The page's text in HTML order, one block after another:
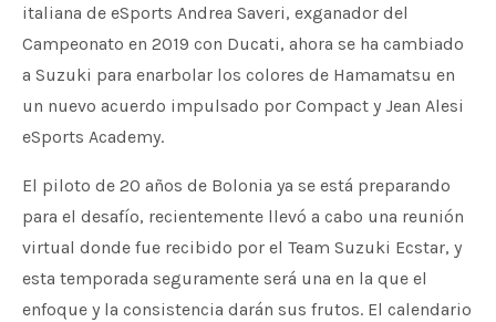
italiana de eSports Andrea Saveri, exganador del
Campeonato en 2019 con Ducati, ahora se ha cambiado
a Suzuki para enarbolar los colores de Hamamatsu en
un nuevo acuerdo impulsado por Compact y Jean Alesi
eSports Academy.
El piloto de 20 años de Bolonia ya se está preparando
para el desafío, recientemente llevó a cabo una reunión
virtual donde fue recibido por el Team Suzuki Ecstar, y
esta temporada seguramente será una en la que el
enfoque y la consistencia darán sus frutos. El calendario